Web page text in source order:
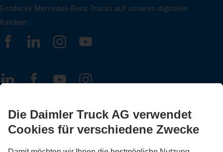
Entdecke Mercedes-Benz Trucks auf unseren digitalen
Kanälen.